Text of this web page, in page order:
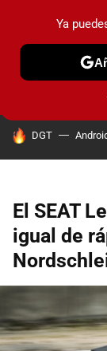
PRUEBAS
HOY SE HABLA
DGT
El SEAT
igual de
Ya